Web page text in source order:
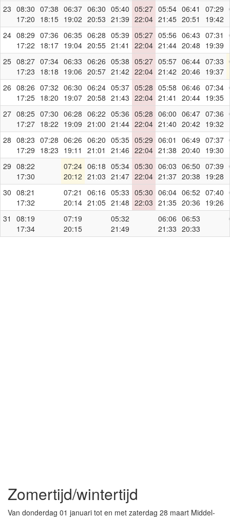
23 08:30
17:20
07:38
18:15
06:37
19:02
06:30
20:53
05:40
21:39
05:27
22:04
05:54
21:45
06:41
20:51
07:29
19:42
24 08:29
17:22
07:36
18:17
06:35
19:04
06:28
20:55
05:39
21:41
05:27
22:04
05:56
21:44
06:43
20:48
07:31
19:39
25 08:27
17:23
07:34
18:18
06:33
19:06
06:26
20:57
05:38
21:42
05:27
22:04
05:57
21:42
06:44
20:46
07:33
19:37
26 08:26
17:25
07:32
18:20
06:30
19:07
06:24
20:58
05:37
21:43
05:28
22:04
05:58
21:41
06:46
20:44
07:34
19:35
27 08:25
17:27
07:30
18:22
06:28
19:09
06:22
21:00
05:36
21:44
05:28
22:04
06:00
21:40
06:47
20:42
07:36
19:32
28 08:23
17:29
07:28
18:23
06:26
19:11
06:20
21:01
05:35
21:46
05:29
22:04
06:01
21:38
06:49
20:40
07:37
19:30
29 08:22
17:30
07:24
20:12
06:18
21:03
05:34
21:47
05:30
22:04
06:03
21:37
06:50
20:38
07:39
19:28
30 08:21
17:32
07:21
20:14
06:16
21:05
05:33
21:48
05:30
22:03
06:04
21:35
06:52
20:36
07:40
19:26
31
08:19
17:34
07:19
20:15
05:32
21:49
06:06
21:33
06:53
20:33
Zomertijd/wintertijd
Van donderdag 01 januari tot en met zaterdag 28 maart Middel-